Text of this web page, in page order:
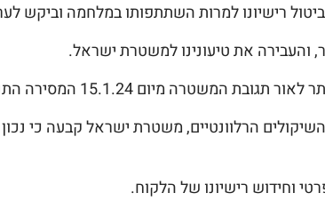
רישיונו למרות השתתפותו במלחמה וביקש
והעבירה את טיעונינו למשטרת ישראל.
מיום 15.1.24 המסירה התנגדותה.
הרלוונטיים, משטרת ישראל קבעה כי נכון
וחידוש רישיונו של הלקוח.